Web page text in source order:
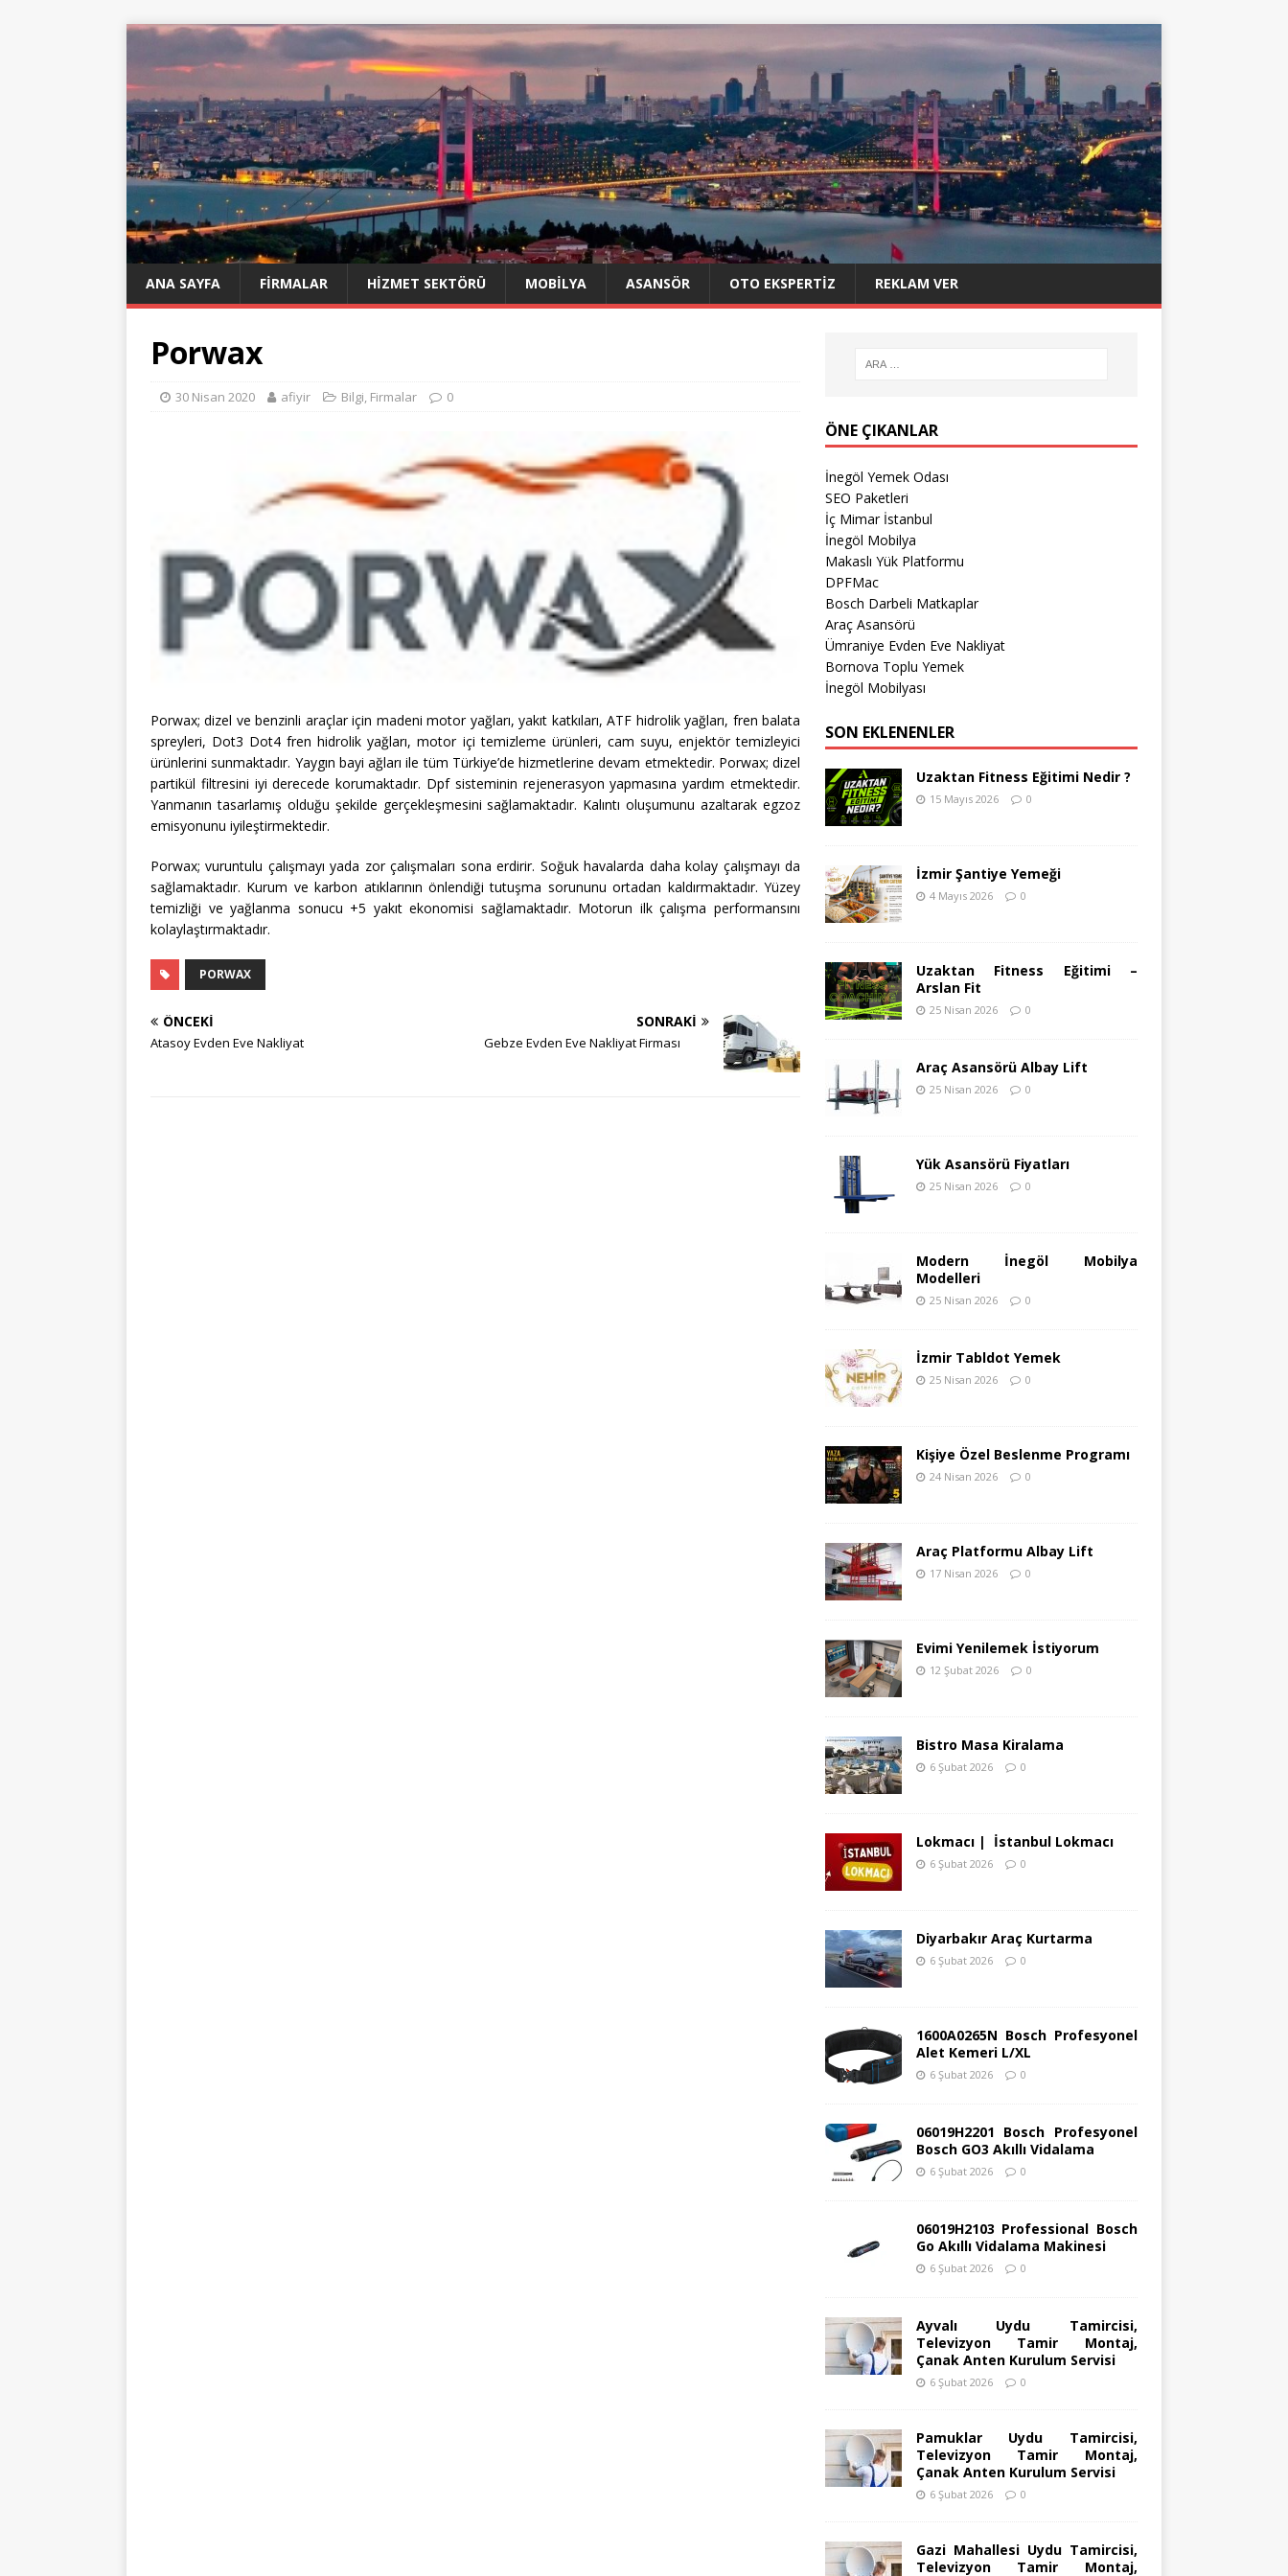
ANA SAYFA FIRMALAR HIZMET SEKTÖRÜ MOBILYA ASANSÖR OTO EKSPERTIZ REKLAM VER
Porwax
30 Nisan 2020 afiyir Bilgi, Firmalar 0
Porwax; dizel ve benzinli araçlar için madeni motor yağları, yakıt katkıları, ATF hidrolik yağları, fren balata
spreyleri, Dot3 Dot4 fren hidrolik yağları, motor içi temizleme ürünleri, cam suyu, enjektör temizleyici
ürünlerini sunmaktadır. Yaygın bayi ağları ile tüm Türkiye’de hizmetlerine devam etmektedir. Porwax; dizel
partikül filtresini iyi derecede korumaktadır. Dpf sisteminin rejenerasyon yapmasına yardım etmektedir.
Yanmanın tasarlamış olduğu şekilde gerçekleşmesini sağlamaktadır. Kalıntı oluşumunu azaltarak egzoz
emisyonunu iyileştirmektedir.
Porwax; vuruntulu çalışmayı yada zor çalışmaları sona erdirir. Soğuk havalarda daha kolay çalışmayı da
sağlamaktadır. Kurum ve karbon atıklarının önlendiği tutuşma sorununu ortadan kaldırmaktadır. Yüzey
temizliği ve yağlanma sonucu +5 yakıt ekonomisi sağlamaktadır. Motorun ilk çalışma performansını
kolaylaştırmaktadır.
PORWAX
ÖNCEKI
Atasoy Evden Eve Nakliyat
SONRAKI
Gebze Evden Eve Nakliyat Firması
ÖNE ÇIKANLAR
İnegöl Yemek Odası
SEO Paketleri
İç Mimar İstanbul
İnegöl Mobilya
Makaslı Yük Platformu
DPFMac
Bosch Darbeli Matkaplar
Araç Asansörü
Ümraniye Evden Eve Nakliyat
Bornova Toplu Yemek
İnegöl Mobilyası
SON EKLENENLER
Uzaktan Fitness Eğitimi Nedir ?
15 Mayıs 2026 0
İzmir Şantiye Yemeği
4 Mayıs 2026 0
Uzaktan Fitness Eğitimi –
Arslan Fit
25 Nisan 2026 0
Araç Asansörü Albay Lift
25 Nisan 2026 0
Yük Asansörü Fiyatları
25 Nisan 2026 0
Modern İnegöl Mobilya
Modelleri
25 Nisan 2026 0
İzmir Tabldot Yemek
25 Nisan 2026 0
Kişiye Özel Beslenme Programı
24 Nisan 2026 0
Araç Platformu Albay Lift
17 Nisan 2026 0
Evimi Yenilemek İstiyorum
12 Şubat 2026 0
Bistro Masa Kiralama
6 Şubat 2026 0
Lokmacı | İstanbul Lokmacı
6 Şubat 2026 0
Diyarbakır Araç Kurtarma
6 Şubat 2026 0
1600A0265N Bosch Profesyonel
Alet Kemeri L/XL
6 Şubat 2026 0
06019H2201 Bosch Profesyonel
Bosch GO3 Akıllı Vidalama
6 Şubat 2026 0
06019H2103 Professional Bosch
Go Akıllı Vidalama Makinesi
6 Şubat 2026 0
Ayvalı Uydu Tamircisi,
Televizyon Tamir Montaj,
Çanak Anten Kurulum Servisi
6 Şubat 2026 0
Pamuklar Uydu Tamircisi,
Televizyon Tamir Montaj,
Çanak Anten Kurulum Servisi
6 Şubat 2026 0
Gazi Mahallesi Uydu Tamircisi,
Televizyon Tamir Montaj,